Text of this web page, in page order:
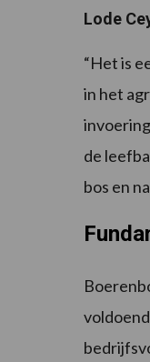
Lode
“Het is
in het
de
bos en